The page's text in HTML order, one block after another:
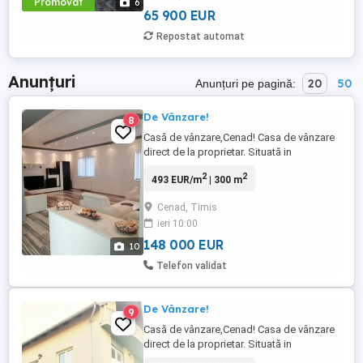
6
bucatarie cu posibilitate de extinere.
65 900 EUR
Repostat automat
Anunțuri Anunțuri pe pagină: 20 50
10
8 De Vânzare!
Casă de vânzare,Cenad! Casa de vânzare
direct de la proprietar. Situată in
1511. Casa este pe 3 nivele: -parter care
spațios.Bucătărie mare, mobilată , baie
spațioasă complet utilată, o cameră+
camera tehnica cu centrala termică ...
493 EUR/m2| 300 m2
Cenad, Timis
ieri 10:00
148 000 EUR
Telefon validat
9 De Vânzare!
Casă de vânzare,Cenad! Casa de vânzare
direct de la proprietar. Situată in